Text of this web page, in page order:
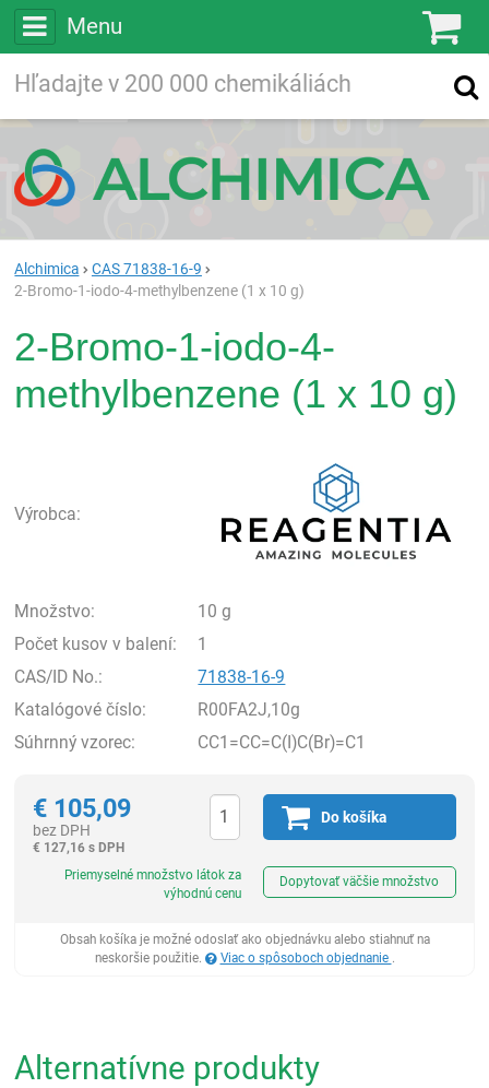
Menu
Vyhľadávanie
Alchimica
CAS 71838-16-9
2-Bromo-1-iodo-4-methylbenzene (1 x 10 g)
2-Bromo-1-iodo-4-
methylbenzene (1 x 10 g)
Výrobca:
Množstvo:
10 g
Počet kusov v balení:
1
CAS/ID No.:
71838-16-9
Katalógové číslo:
R00FA2J,10g
Súhrnný vzorec:
CC1=CC=C(I)C(Br)=C1
€ 105,09
bez DPH
€ 127,16 s DPH
Do košíka
Priemyselné množstvo látok za
výhodnú cenu
Dopytovať väčšie množstvo
Obsah košíka je možné odoslať ako objednávku alebo stiahnuť na
neskoršie použitie.
Viac o spôsoboch objednanie .
Alternatívne produkty